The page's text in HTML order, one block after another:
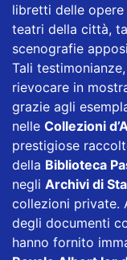
libretti delle
teatri della città,
scenografie
Tali
rievocare in
grazie agli
nelle Collezioni
prestigiose
della Biblioteca
negli Archivi di
collezioni private.
degli documenti
hanno fornito